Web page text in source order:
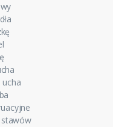
ucha
stawów